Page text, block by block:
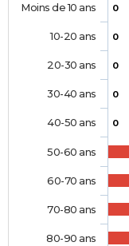
0
0
0
0
0
Moins de 10 ans
10-20 ans
20-30 ans
30-40 ans
40-50 ans
50-60 ans
60-70 ans
70-80 ans
80-90 ans